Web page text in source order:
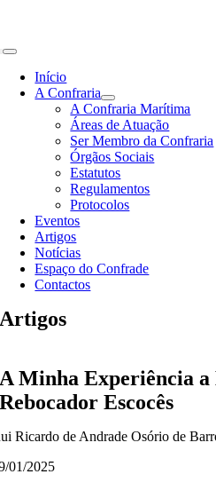
content
Toggle
NavigationInício
A Confraria
A Confraria Marítima
Áreas de Atuação
Ser Membro da Confraria
Órgãos Sociais
Estatutos
Regulamentos
Protocolos
Eventos
Artigos
Notícias
Espaço do Confrade
Contactos
Artigos
A Minha Experiência a
Rebocador Escocês
Ricardo de Andrade Osório de
01/2025